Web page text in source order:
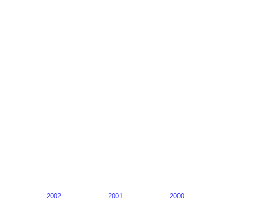
2002 2001 2000